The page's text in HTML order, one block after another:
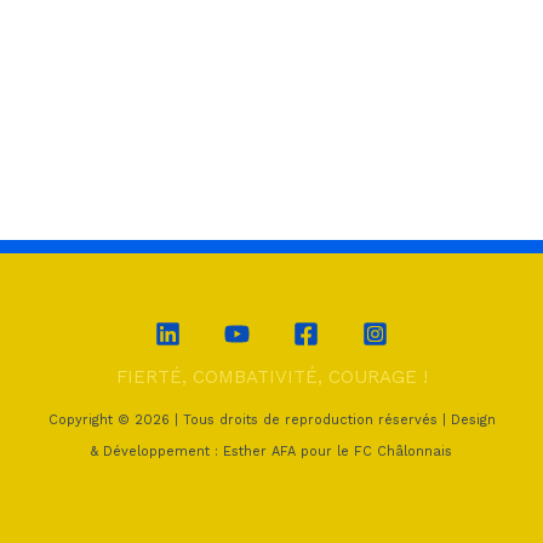
FIERTÉ, COMBATIVITÉ, COURAGE !
Copyright © 2026 | Tous droits de reproduction réservés | Design
& Développement : Esther AFA pour le FC Châlonnais